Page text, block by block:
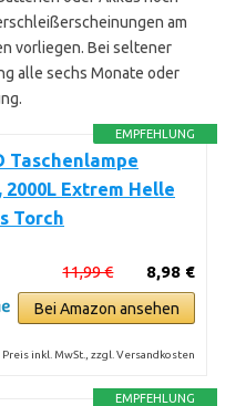
am
vorliegen. Bei seltener
alle sechs Monate oder
EMPFEHLUNG
Taschenlampe
Extrem Helle
Torch
8,98 €
11,99 €
Bei Amazon ansehen
Preis inkl. MwSt., zzgl. Versandkosten
EMPFEHLUNG